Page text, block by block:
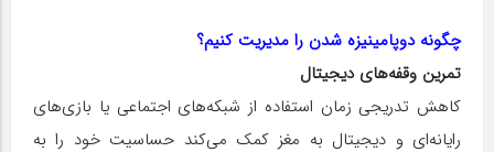
چگونه دوپامینیزه شدن را مدیریت کنیم؟
تمرین وقفه‌های دیجیتال
کاهش تدریجی زمان استفاده از شبکه‌های اجتماعی یا بازی‌های
رایانه‌ای و دیجیتال به مغز کمک می‌کند حساسیت خود را به